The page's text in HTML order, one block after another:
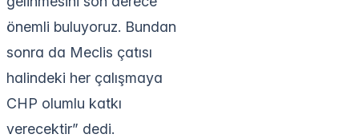
önemli buluyoruz. Bundan
sonra da Meclis çatısı
halindeki her çalışmaya
CHP olumlu katkı
verecektir” dedi.